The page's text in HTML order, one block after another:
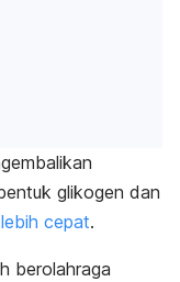
glikogen dan
cepat.
berolahraga